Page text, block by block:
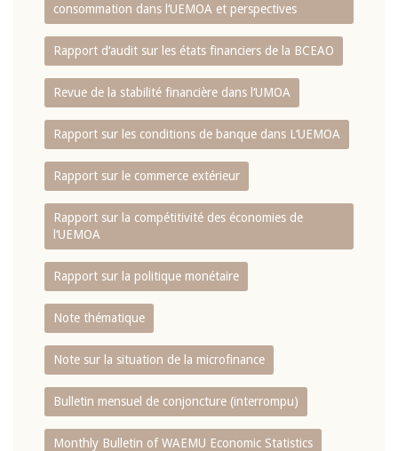
consommation dans l‘UEMOA et perspectives
Rapport d‘audit sur les états financiers de la BCEAO
Revue de la stabilité financière dans l‘UMOA
Rapport sur les conditions de banque dans L‘UEMOA
Rapport sur le commerce extérieur
Rapport sur la compétitivité des économies de
l‘UEMOA
Rapport sur la politique monétaire
Note thématique
Note sur la situation de la microfinance
Bulletin mensuel de conjoncture (interrompu)
Monthly Bulletin of WAEMU Economic Statistics